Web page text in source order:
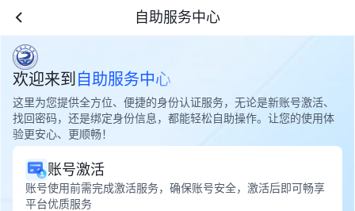
自助服务中心
欢迎来到 自助服务中心
这里为您提供全方位、便捷的身份认证服务，无论是新账号激活、
找回密码，还是绑定身份信息，都能轻松自助操作。让您的使用体
验更安心、更顺畅！
账号激活
账号使用前需完成激活服务，确保账号安全，激活后即可畅享
平台优质服务